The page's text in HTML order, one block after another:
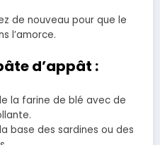
de nouveau pour que le
l’amorce.
d’appât :
la farine de blé avec de
base des sardines ou des